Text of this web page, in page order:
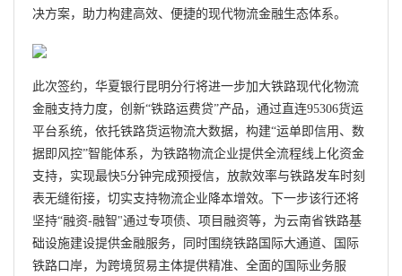
决方案，助力构建高效、便捷的现代物流金融生态体系。
此次签约，华夏银行昆明分行将进一步加大铁路现代化物流
金融支持力度，创新“铁路运费贷”产品，通过直连95306货运
平台系统，依托铁路货运物流大数据，构建“运单即信用、数
据即风控”智能体系，为铁路物流企业提供全流程线上化资金
支持，实现最快5分钟完成预授信，放款效率与铁路发车时刻
表无缝衔接，切实支持物流企业降本增效。下一步该行还将
坚持“融资-融智"通过专项债、项目融资等，为云南省铁路基
础设施建设提供金融服务，同时围绕铁路国际大通道、国际
铁路口岸，为跨境贸易主体提供精准、全面的国际业务服